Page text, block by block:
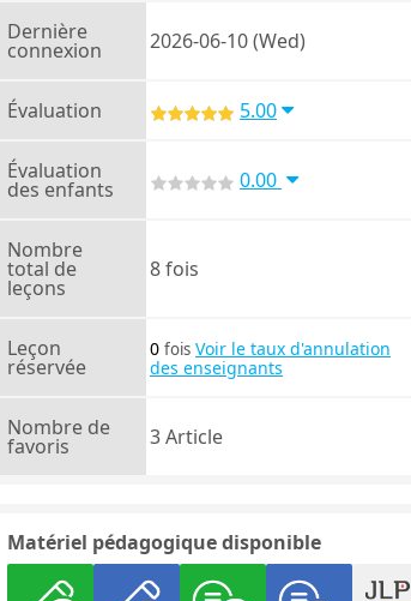
Dernière
connexion 2026-06-10 (Wed)
Évaluation 5.00
Évaluation
des enfants 0.00
Nombre
total de
leçons
8 fois
Leçon
réservée
0 fois Voir le taux d'annulation
des enseignants
Nombre de
favoris 3 Article
Matériel pédagogique disponible